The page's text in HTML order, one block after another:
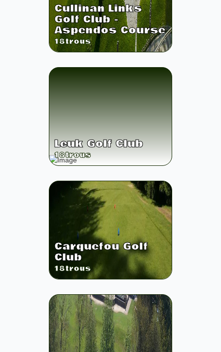
Cullinan Links
Golf Club -
Aspendos Course
18trous
Leuk Golf Club
18trous
Carquefou Golf
Club
18trous